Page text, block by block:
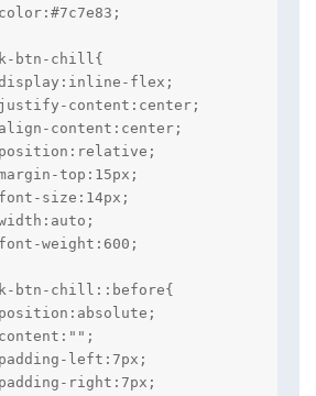
btn-chill{
flex;
content:center;
content:center;
top:15px;
size:14px;
weight:600;
btn-chill::before{
left:7px;
right:7px;